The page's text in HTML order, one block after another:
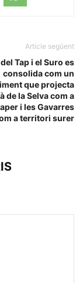
Article següent
Tap i el Suro es
consolida com un
que projecta
de la Selva com a
i les Gavarres
a territori surer